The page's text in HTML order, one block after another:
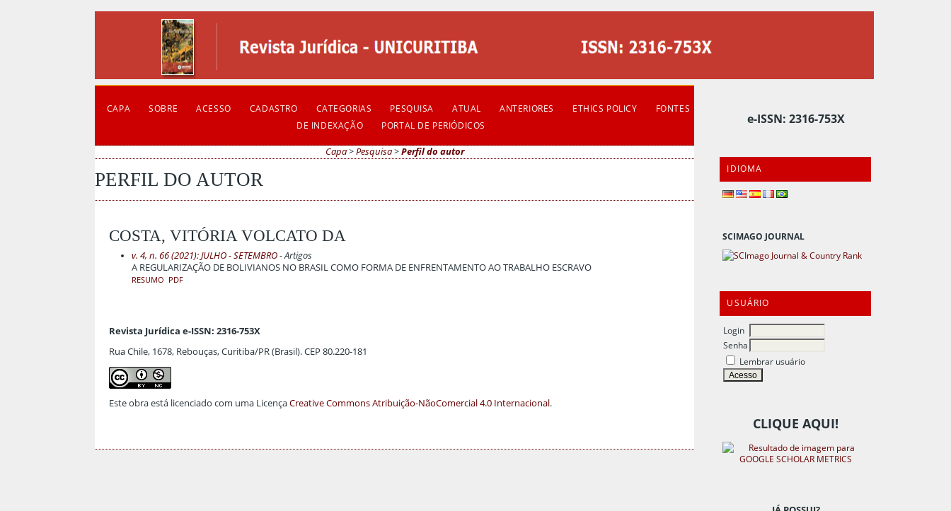
e-ISSN: 2316-753X
IDIOMA
SCIMAGO JOURNAL
USUÁRIO
Login
Senha
Lembrar usuário
CLIQUE AQUI!
CAPA SOBRE ACESSO CADASTRO CATEGORIAS PESQUISA ATUAL ANTERIORES ETHICS POLICY
FONTES
DE INDEXAÇÃO
PORTAL DE PERIÓDICOS
Capa>Pesquisa>Perfil do autor
PERFIL DO AUTOR
COSTA, VITÓRIA VOLCATO DA
v. 4, n. 66 (2021): JULHO - SETEMBRO- Artigos
A REGULARIZAÇÃO DE BOLIVIANOS NO BRASIL COMO FORMA DE ENFRENTAMENTO AO TRABALHO ESCRAVO
RESUMO PDF
Revista Jurídica e-ISSN: 2316-753X
Rua Chile, 1678, Rebouças, Curitiba/PR (Brasil). CEP 80.220-181
Este obra está licenciado com uma LicençaCreative Commons Atribuição-NãoComercial 4.0 Internacional.